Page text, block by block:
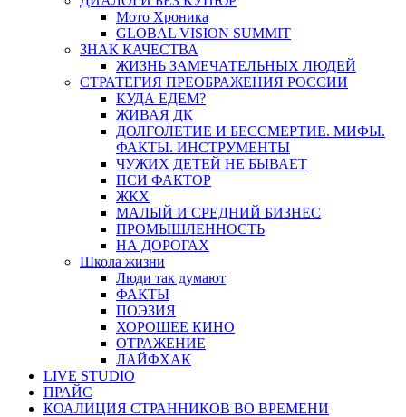
Мото Хроника
GLOBAL VISION SUMMIT
ЗНАК КАЧЕСТВА
ЖИЗНЬ ЗАМЕЧАТЕЛЬНЫХ ЛЮДЕЙ
СТРАТЕГИЯ ПРЕОБРАЖЕНИЯ РОССИИ
КУДА ЕДЕМ?
ЖИВАЯ ДК
ДОЛГОЛЕТИЕ И БЕССМЕРТИЕ. МИФЫ.
ФАКТЫ. ИНСТРУМЕНТЫ
ЧУЖИХ ДЕТЕЙ НЕ БЫВАЕТ
ПСИ ФАКТОР
ЖКХ
МАЛЫЙ И СРЕДНИЙ БИЗНЕС
ПРОМЫШЛЕННОСТЬ
НА ДОРОГАХ
Школа жизни
Люди так думают
ФАКТЫ
ПОЭЗИЯ
ХОРОШЕЕ КИНО
ОТРАЖЕНИЕ
ЛАЙФХАК
LIVE STUDIO
ПРАЙС
КОАЛИЦИЯ СТРАННИКОВ ВО ВРЕМЕНИ